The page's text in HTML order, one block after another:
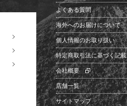
よくある質問
海外へのお届けについて
個人情報のお取り扱い
特定商取引法に基づく記載
会社概要
店舗一覧
サイトマップ